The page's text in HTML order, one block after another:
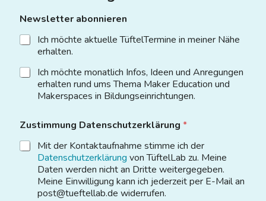
Newsletter abonnieren
Ich möchte aktuelle TüftelTermine in meiner Nähe
erhalten.
Ich möchte monatlich Infos, Ideen und Anregungen
erhalten rund ums Thema Maker Education und
Makerspaces in Bildungseinrichtungen.
Zustimmung Datenschutzerklärung *
Mit der Kontaktaufnahme stimme ich der
Datenschutzerklärung von TüftelLab zu. Meine
Daten werden nicht an Dritte weitergegeben.
Meine Einwilligung kann ich jederzeit per E-Mail an
post@tueftellab.de widerrufen.